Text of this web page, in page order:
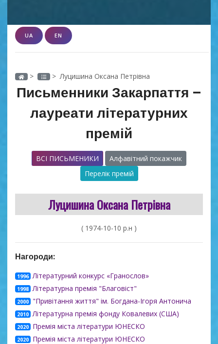
UA EN
> > Луцишина Оксана Петрівна
Письменники Закарпаття –
лауреати літературних
премій
ВСІ ПИСЬМЕНИКИ
Алфавітний покажчик
Перелік премій
Луцишина Оксана Петрівна
( 1974-10-10 р.н )
Нагороди:
1996 Літературний конкурс «Гранослов»
1998 Літературна премія "Благовіст"
2000 "Привітання життя" ім. Богдана-Ігоря Антонича
2010 Літературна премія фонду Ковалевих (США)
2020 Премія міста літератури ЮНЕСКО
2020 Премія міста літератури ЮНЕСКО